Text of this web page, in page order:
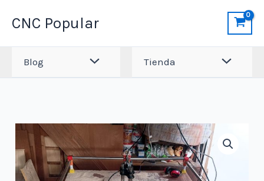
CNC Popular
Blog Tienda